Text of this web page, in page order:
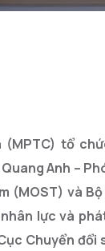
(MPTC) tổ
Anh –
(MOST) và
lực và
Chuyển đổi